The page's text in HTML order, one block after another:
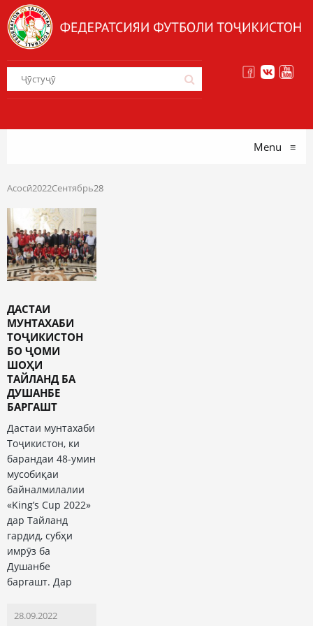
Menu ≡
Асосӣ2022Сентябрь28
ДАСТАИ
МУНТАХАБИ
ТОҶИКИСТОН
БО ҶОМИ
ШОҲИ
ТАЙЛАНД БА
ДУШАНБЕ
БАРГАШТ
Дастаи мунтахаби
Тоҷикистон, ки
барандаи 48-умин
мусобиқаи
байналмилалии
«King’s Cup 2022»
дар Тайланд
гардид, субҳи
имрӯз ба
Душанбе
баргашт. Дар
28.09.2022